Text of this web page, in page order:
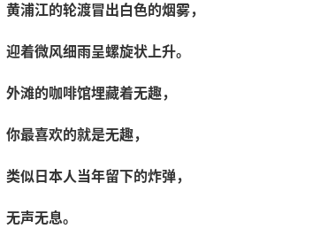
黄浦江的轮渡冒出白色的烟雾，
迎着微风细雨呈螺旋状上升。
外滩的咖啡馆埋藏着无趣，
你最喜欢的就是无趣，
类似日本人当年留下的炸弹，
无声无息。